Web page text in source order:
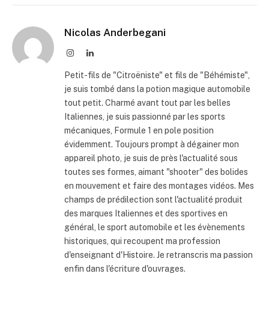
Nicolas Anderbegani
InstagramLinkedIn
Petit-fils de "Citroëniste" et fils de "Béhémiste",
je suis tombé dans la potion magique automobile
tout petit. Charmé avant tout par les belles
Italiennes, je suis passionné par les sports
mécaniques, Formule 1 en pole position
évidemment. Toujours prompt à dégainer mon
appareil photo, je suis de près l'actualité sous
toutes ses formes, aimant "shooter" des bolides
en mouvement et faire des montages vidéos. Mes
champs de prédilection sont l'actualité produit
des marques Italiennes et des sportives en
général, le sport automobile et les évènements
historiques, qui recoupent ma profession
d'enseignant d'Histoire. Je retranscris ma passion
enfin dans l'écriture d'ouvrages.